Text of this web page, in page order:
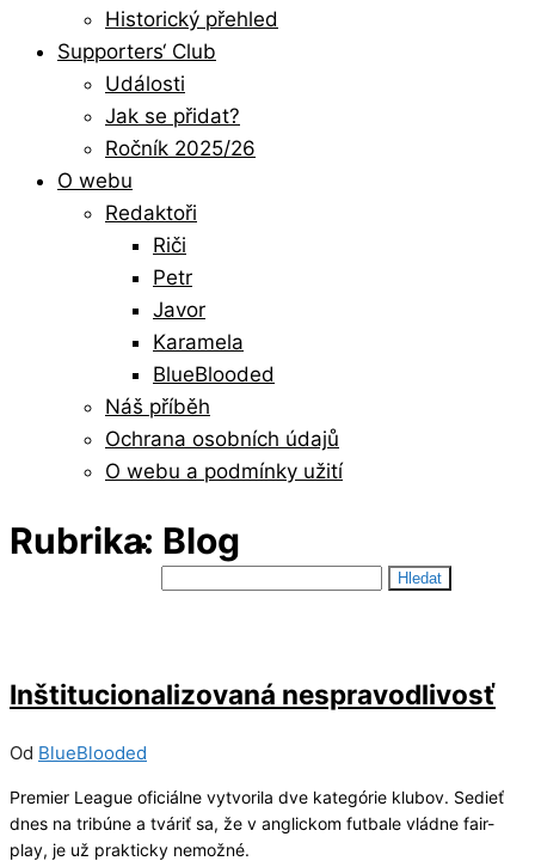
Historický přehled
Supporters‘ Club
Události
Jak se přidat?
Ročník 2025/26
O webu
Redaktoři
Riči
Petr
Javor
Karamela
BlueBlooded
Náš příběh
Ochrana osobních údajů
O webu a podmínky užití
Rubrika: Blog
Inštitucionalizovaná nespravodlivosť
Od BlueBlooded
Premier League oficiálne vytvorila dve kategórie klubov. Sedieť
dnes na tribúne a tváriť sa, že v anglickom futbale vládne fair-
play, je už prakticky nemožné.